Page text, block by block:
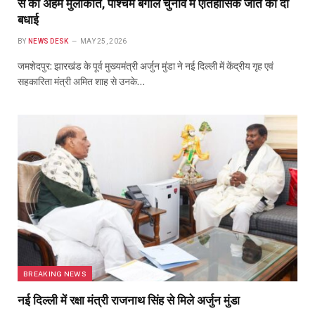
से की अहम मुलाकात, पश्चिम बंगाल चुनाव में ऐतिहासिक जीत की दी
बधाई
BY NEWS DESK MAY 25, 2026
जमशेदपुर: झारखंड के पूर्व मुख्यमंत्री अर्जुन मुंडा ने नई दिल्ली में केंद्रीय गृह एवं
सहकारिता मंत्री अमित शाह से उनके…
BREAKING NEWS
नई दिल्ली में रक्षा मंत्री राजनाथ सिंह से मिले अर्जुन मुंडा